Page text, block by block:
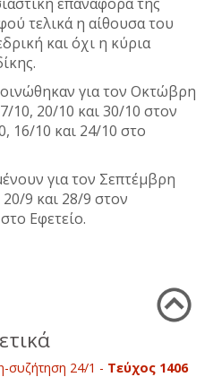
τελικά η αίθουσα του
και όχι η κύρια
για τον Οκτώβρη
10, 20/10 και 30/10 στον
16/10 και 24/10 στο
για τον Σεπτέμβρη
9 και 28/9 στον
Εφετείο.
συζήτηση 24/1 - Τεύχος 1406